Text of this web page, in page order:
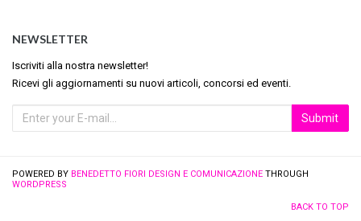
NEWSLETTER
Iscriviti alla nostra newsletter!
Ricevi gli aggiornamenti su nuovi articoli, concorsi ed eventi.
POWERED BY BENEDETTO FIORI DESIGN E COMUNICAZIONE THROUGH
WORDPRESS
BACK TO TOP